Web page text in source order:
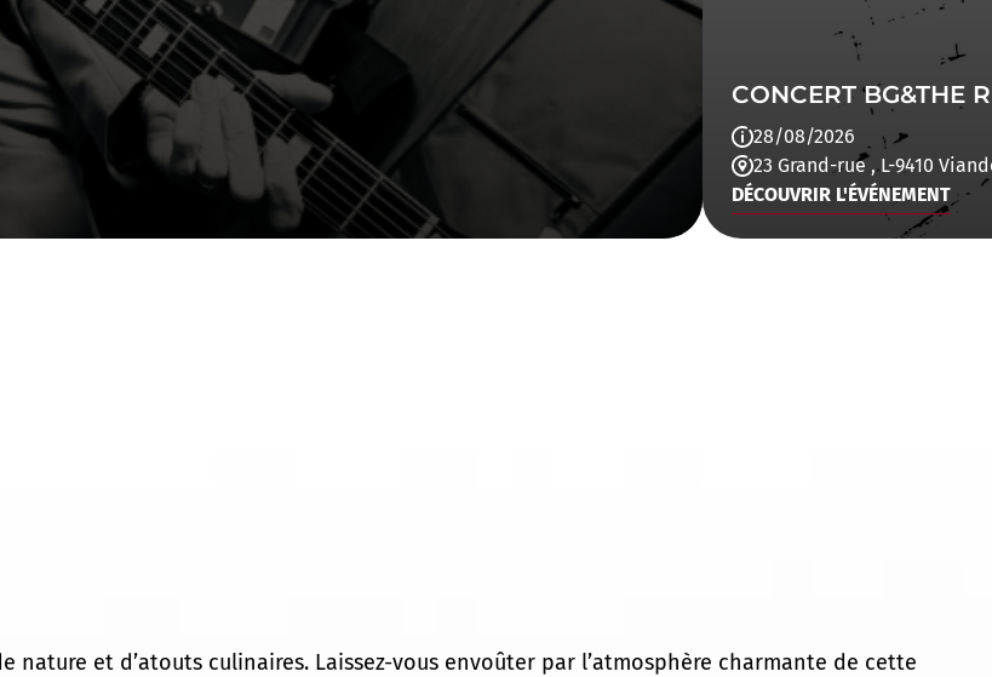
CONCERT BG&THE
28/08/2026
23 Grand-rue, L-9410
DÉCOUVRIR L'ÉVÉNEMENT
nature et d’atouts culinaires. Laissez-vous envoûter par l’atmosphère charmante de cette